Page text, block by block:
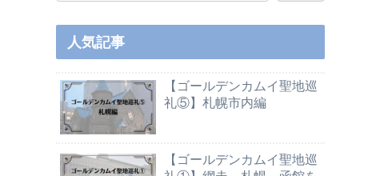
人気記事
【ゴールデンカムイ聖地巡
礼⑤】札幌市内編
【ゴールデンカムイ聖地巡